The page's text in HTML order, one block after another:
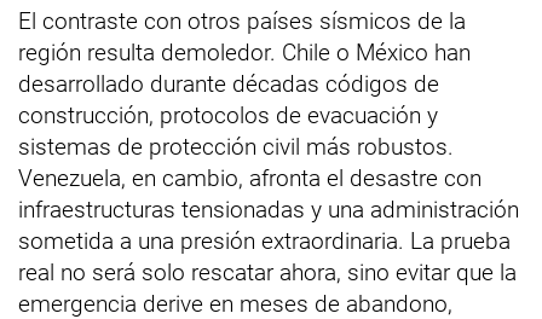
El contraste con otros países sísmicos de la
región resulta demoledor. Chile o México han
desarrollado durante décadas códigos de
construcción, protocolos de evacuación y
sistemas de protección civil más robustos.
Venezuela, en cambio, afronta el desastre con
infraestructuras tensionadas y una administración
sometida a una presión extraordinaria. La prueba
real no será solo rescatar ahora, sino evitar que la
emergencia derive en meses de abandono,